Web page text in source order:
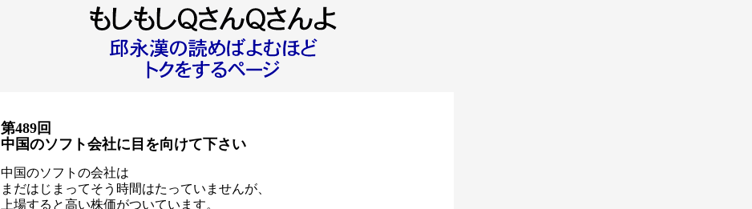
第489回
中国のソフト会社に目を向けて下さい
中国のソフトの会社は
まだはじまってそう時間はたっていませんが、
上場すると高い株価がついています。